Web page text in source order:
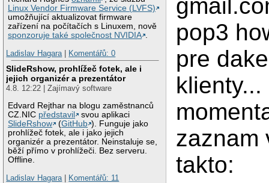
Linux Vendor Firmware Service (LVFS)
umožňující aktualizovat firmware
zařízení na počítačích s Linuxem, nově
sponzoruje také společnost NVIDIA .
Ladislav Hagara | Komentářů: 0
SlideRshow, prohlížeč fotek, ale i
jejich organizér a prezentátor
4.8. 12:22 | Zajímavý software
Edvard Rejthar na blogu zaměstnanců
CZ.NIC představil
svou aplikaci
SlideRshow
(GitHub ). Funguje jako
prohlížeč fotek, ale i jako jejich
organizér a prezentátor. Neinstaluje se,
běží přímo v prohlížeči. Bez serveru.
Offline.
Ladislav Hagara | Komentářů: 11
pop3
pre
klienty...
zaznam
takto: